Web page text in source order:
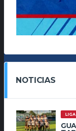
NOTICIAS